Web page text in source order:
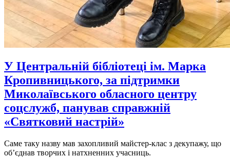
У Центральній бібліотеці ім. Марка
Кропивницького, за підтримки
Миколаївського обласного центру
соцслужб, панував справжній
«Святковий настрій»
Саме таку назву мав захопливий майстер-клас з декупажу, що
об’єднав творчих і натхненних учасниць.